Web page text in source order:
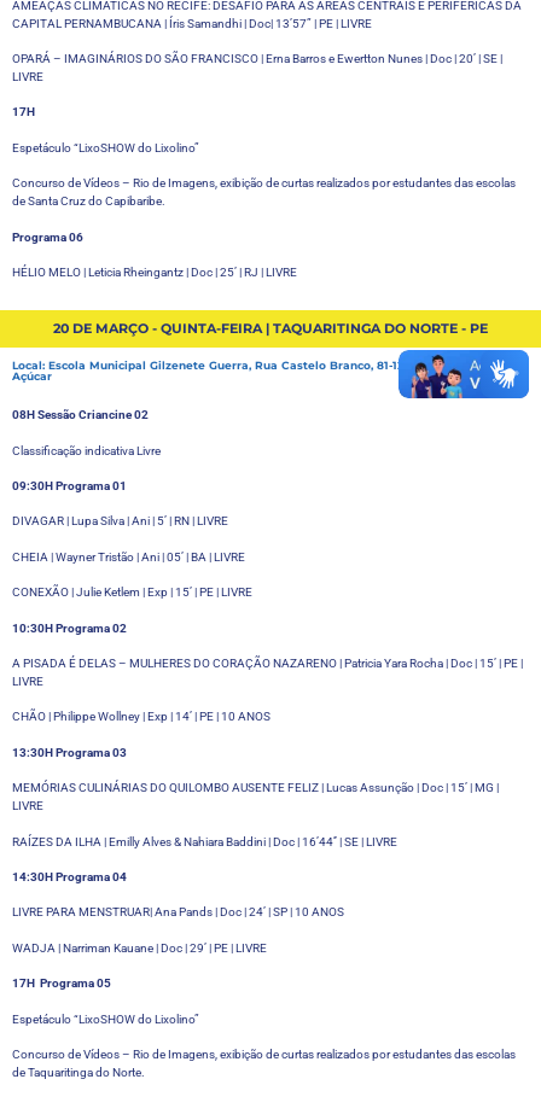
AMEAÇAS CLIMÁTICAS NO RECIFE: DESAFIO PARA AS ÁREAS CENTRAIS E PERIFÉRICAS DA
CAPITAL PERNAMBUCANA | Íris Samandhi | Doc| 13’57” | PE | LIVRE
OPARÁ – IMAGINÁRIOS DO SÃO FRANCISCO | Erna Barros e Ewertton Nunes | Doc | 20’ | SE |
LIVRE
17H
Espetáculo “LixoSHOW do Lixolino”
Concurso de Vídeos – Rio de Imagens, exibição de curtas realizados por estudantes das escolas
de Santa Cruz do Capibaribe.
Programa 06
HÉLIO MELO | Leticia Rheingantz | Doc | 25’ | RJ | LIVRE
20 DE MARÇO - QUINTA-FEIRA | TAQUARITINGA DO NORTE - PE
Local: Escola Municipal Gilzenete Guerra, Rua Castelo Branco, 81-129 - Distrito de Pão de
Açúcar
08HSessão Criancine 02
Classificação indicativa Livre
09:30H Programa 01
DIVAGAR | Lupa Silva | Ani | 5’ | RN | LIVRE
CHEIA | Wayner Tristão | Ani | 05’ | BA | LIVRE
CONEXÃO | Julie Ketlem | Exp | 15’ | PE | LIVRE
10:30H Programa 02
A PISADA É DELAS – MULHERES DO CORAÇÃO NAZARENO | Patricia Yara Rocha | Doc | 15’ | PE |
LIVRE
CHÃO | Philippe Wollney | Exp | 14’ | PE | 10 ANOS
13:30H Programa 03
MEMÓRIAS CULINÁRIAS DO QUILOMBO AUSENTE FELIZ | Lucas Assunção | Doc | 15’ | MG |
LIVRE
RAÍZES DA ILHA | Emilly Alves & Nahiara Baddini | Doc | 16’44’’ | SE | LIVRE
14:30H Programa 04
LIVRE PARA MENSTRUAR| Ana Pands | Doc | 24’ | SP | 10 ANOS
WADJA | Narriman Kauane | Doc | 29’ | PE | LIVRE
17H Programa 05
Espetáculo “LixoSHOW do Lixolino”
Concurso de Vídeos – Rio de Imagens, exibição de curtas realizados por estudantes das escolas
de Taquaritinga do Norte.